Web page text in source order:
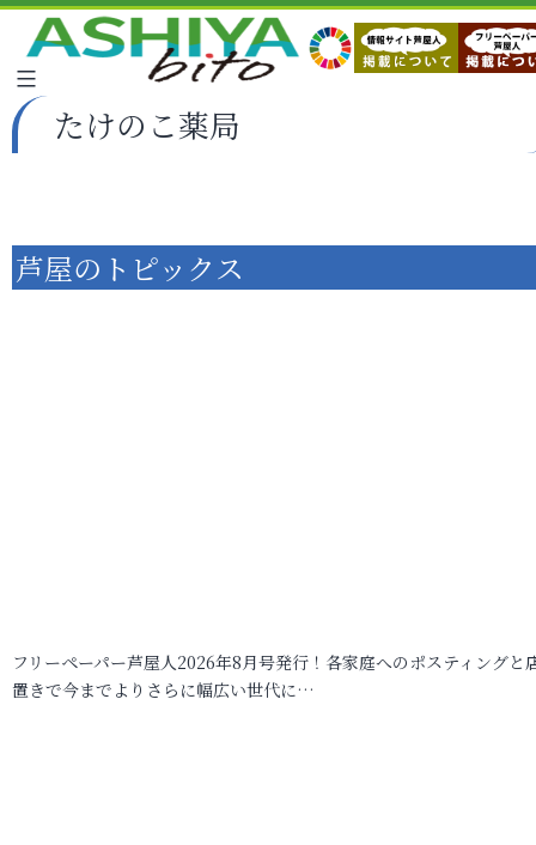
たけのこ薬局
芦屋のトピックス
フリーペーパー芦屋人2026年8月号発行！各家庭へのポスティングと
置きで今までよりさらに幅広い世代に…